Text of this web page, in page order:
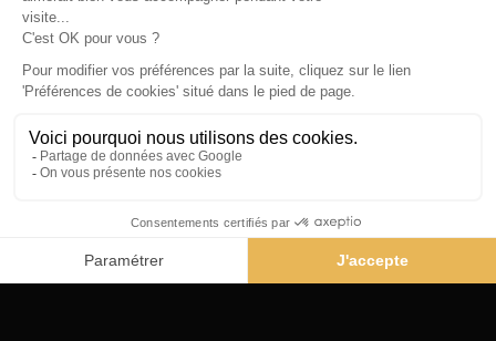
Alternative:
Époques Thématiques
Vidéos
Évènements
Nos Actualités